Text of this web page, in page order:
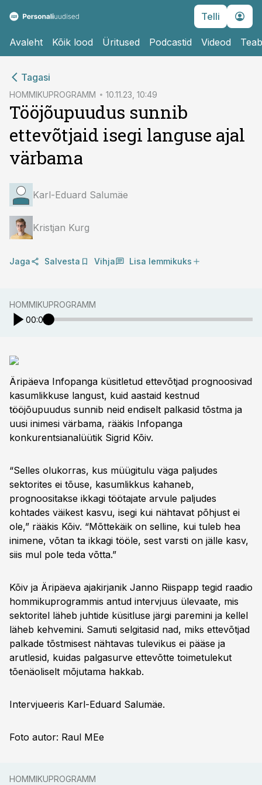
Telli
Avaleht Kõik lood Üritused Podcastid Videod
Tagasi
HOMMIKUPROGRAMM 10.11.23, 10:49
Tööjõupuudus sunnib
ettevõtjaid isegi languse ajal
värbama
Karl-Eduard Salumäe
Kristjan Kurg
Jaga Salvesta Vihja Lisa lemmikuks
HOMMIKUPROGRAMM
00:00
Äripäeva Infopanga küsitletud ettevõtjad prognoosivad
kasumlikkuse langust, kuid aastaid kestnud
tööjõupuudus sunnib neid endiselt palkasid tõstma ja
uusi inimesi värbama, rääkis Infopanga
konkurentsianalüütik Sigrid Kõiv.
“Selles olukorras, kus müügitulu väga paljudes
sektorites ei tõuse, kasumlikkus kahaneb,
prognoositakse ikkagi töötajate arvule paljudes
kohtades väikest kasvu, isegi kui nähtavat põhjust ei
ole,” rääkis Kõiv. “Mõttekäik on selline, kui tuleb hea
inimene, võtan ta ikkagi tööle, sest varsti on jälle kasv,
siis mul pole teda võtta.”
Kõiv ja Äripäeva ajakirjanik Janno Riispapp tegid raadio
hommikuprogrammis antud intervjuus ülevaate, mis
sektoritel läheb juhtide küsitluse järgi paremini ja kellel
läheb kehvemini. Samuti selgitasid nad, miks ettevõtjad
palkade tõstmisest nähtavas tulevikus ei pääse ja
arutlesid, kuidas palgasurve ettevõtte toimetulekut
tõenäoliselt mõjutama hakkab.
Intervjueeris Karl-Eduard Salumäe.
Foto autor: Raul MEe
HOMMIKUPROGRAMM